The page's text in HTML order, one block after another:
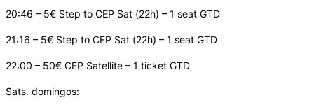
20:46 – 5€ Step to CEP Sat (22h) – 1 seat GTD
21:16 – 5€ Step to CEP Sat (22h) – 1 seat GTD
22:00 – 50€ CEP Satellite – 1 ticket GTD
Sats. domingos: